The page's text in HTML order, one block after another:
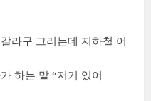
라구 그러는데 지하철 어
하는 말 “저기 있어